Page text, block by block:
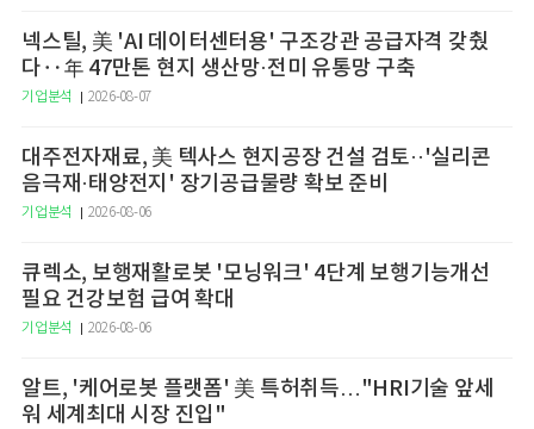
넥스틸, 美 'AI 데이터센터용' 구조강관 공급자격 갖췄
다‥年 47만톤 현지 생산망·전미 유통망 구축
기업분석 2026-08-07
대주전자재료, 美 텍사스 현지공장 건설 검토··'실리콘
음극재·태양전지' 장기공급물량 확보 준비
기업분석 2026-08-06
큐렉소, 보행재활로봇 '모닝워크' 4단계 보행기능개선
필요 건강보험 급여 확대
기업분석 2026-08-06
알트, '케어로봇 플랫폼' 美 특허취득…"HRI기술 앞세
워 세계최대 시장 진입"